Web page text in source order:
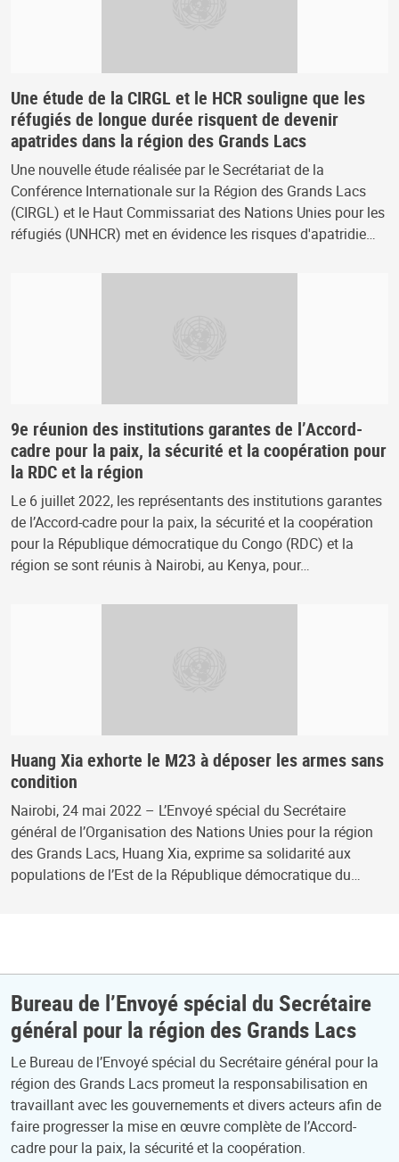
Une étude de la CIRGL et le HCR souligne que les
réfugiés de longue durée risquent de devenir
apatrides dans la région des Grands Lacs
Une nouvelle étude réalisée par le Secrétariat de la
Conférence Internationale sur la Région des Grands Lacs
(CIRGL) et le Haut Commissariat des Nations Unies pour les
réfugiés (UNHCR) met en évidence les risques d'apatridie…
9e réunion des institutions garantes de l’Accord-
cadre pour la paix, la sécurité et la coopération pour
la RDC et la région
Le 6 juillet 2022, les représentants des institutions garantes
de l’Accord-cadre pour la paix, la sécurité et la coopération
pour la République démocratique du Congo (RDC) et la
région se sont réunis à Nairobi, au Kenya, pour…
Huang Xia exhorte le M23 à déposer les armes sans
condition
Nairobi, 24 mai 2022 – L’Envoyé spécial du Secrétaire
général de l’Organisation des Nations Unies pour la région
des Grands Lacs, Huang Xia, exprime sa solidarité aux
populations de l’Est de la République démocratique du…
Bureau de l’Envoyé spécial du Secrétaire
général pour la région des Grands Lacs
Le Bureau de l’Envoyé spécial du Secrétaire général pour la
région des Grands Lacs promeut la responsabilisation en
travaillant avec les gouvernements et divers acteurs afin de
faire progresser la mise en œuvre complète de l’Accord-
cadre pour la paix, la sécurité et la coopération.